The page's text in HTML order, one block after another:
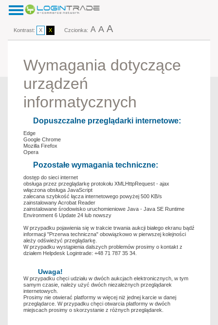
Kontrast: X X Czcionka: A A A
Wymagania dotyczące
urządzeń
informatycznych
Dopuszczalne przeglądarki internetowe:
Edge
Google Chrome
Mozilla Firefox
Opera
Pozostałe wymagania techniczne:
dostęp do sieci internet
obsługa przez przeglądarkę protokołu XMLHttpRequest - ajax
włączona obsługa JavaScript
zalecana szybkość łącza internetowego powyżej 500 KB/s
zainstalowany Acrobat Reader
zainstalowane środowisko uruchomieniowe Java - Java SE Runtime
Environment 6 Update 24 lub nowszy
W przypadku pojawienia się w trakcie trwania aukcji białego ekranu bądź
informacji "Przerwa techniczna" obowiązkowo w pierwszej kolejności
ależy odświeżyć przeglądarkę.
W przypadku wystąpienia dalszych problemów prosimy o kontakt z
działem Helpdesk Logintrade: +48 71 787 35 34.
Uwaga!
W przypadku chęci udziału w dwóch aukcjach elektronicznych, w tym
samym czasie, należy użyć dwóch niezależnych przeglądarek
internetowych.
Prosimy nie otwierać platformy w więcej niż jednej karcie w danej
przeglądarce. W przypadku chęci otwarcia platformy w dwóch
miejscach prosimy o skorzystanie z różnych przeglądarek.